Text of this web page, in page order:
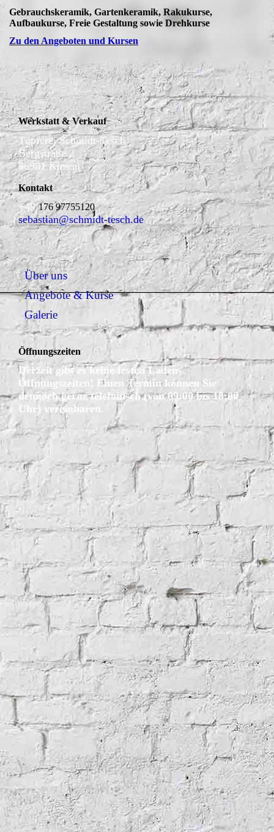
Gebrauchskeramik, Gartenkeramik, Rakukurse,
Aufbaukurse, Freie Gestaltung sowie Drehkurse
Zu den Angeboten und Kursen
Werkstatt & Verkauf
Töpferei Schmidt-Tesch
Bergstraße 2
86981 Kinsau
Kontakt
+49176 97755120
sebastian@schmidt-tesch.de
Über uns
Angebote & Kurse
Galerie
Öffnungszeiten
Derzeit gibt es keine festen Laden-
Öffnungszeiten! Einen Termin können Sie
dennoch gerne telefonisch (von 09:00 bis 18:00
Uhr) vereinbaren.